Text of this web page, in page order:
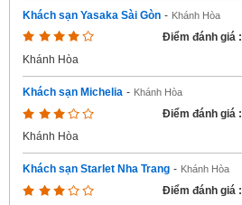
Khách sạn Yasaka Sài Gòn - Khánh Hòa
Điểm đánh giá :
Khánh Hòa
Khách sạn Michelia - Khánh Hòa
Điểm đánh giá :
Khánh Hòa
Khách sạn Starlet Nha Trang - Khánh Hòa
Điểm đánh giá :